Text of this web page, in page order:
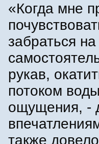
«Когда мне
забраться
рукав,
потоком
ощущения, -
также